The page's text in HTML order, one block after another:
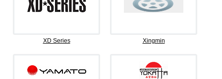
XD Series Xingmin